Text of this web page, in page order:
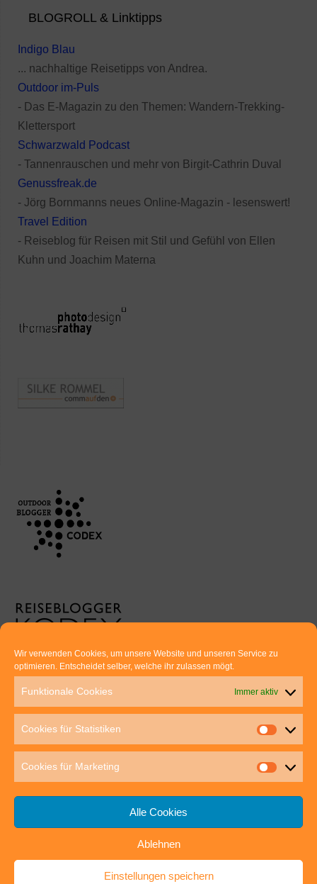
Wir verwenden Cookies, um unsere Website und unseren Service zu
optimieren. Entscheidet selber, welche ihr zulassen mögt.
Funktionale Cookies Immer aktiv
Cookies für Statistiken
Cookies für Marketing
Alle Cookies
Ablehnen
Einstellungen speichern
BLOGROLL & Linktipps
Indigo Blau
... nachhaltige Reisetipps von Andrea.
Outdoor im-Puls
- Das E-Magazin zu den Themen: Wandern-Trekking-
Klettersport
Schwarzwald Podcast
- Tannenrauschen und mehr von Birgit-Cathrin Duval
Genussfreak.de
- Jörg Bornmanns neues Online-Magazin - lesenswert!
Travel Edition
- Reiseblog für Reisen mit Stil und Gefühl von Ellen
Kuhn und Joachim Materna
Euer direkter Draht zu uns:
Thomas Rathay und Silke Rommel
70563 Stuttgart
post@outdoor-hochgenuss.de
IMPRESSUM DATENSCHUTZ